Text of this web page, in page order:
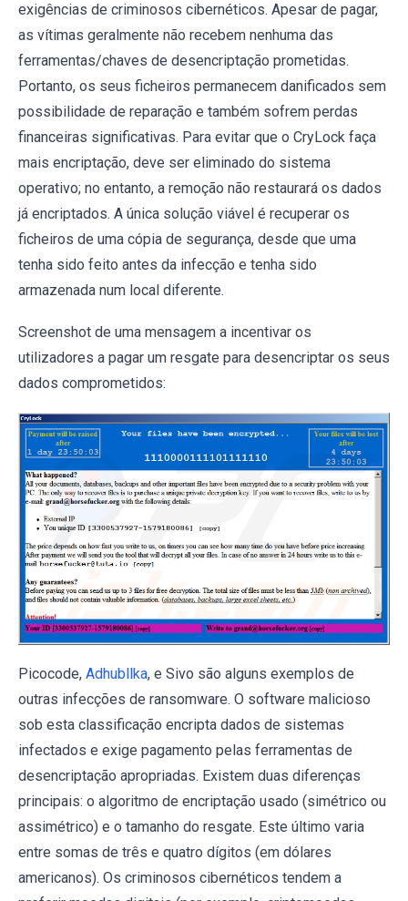
exigências de criminosos cibernéticos. Apesar de pagar,
as vítimas geralmente não recebem nenhuma das
ferramentas/chaves de desencriptação prometidas.
Portanto, os seus ficheiros permanecem danificados sem
possibilidade de reparação e também sofrem perdas
financeiras significativas. Para evitar que o CryLock faça
mais encriptação, deve ser eliminado do sistema
operativo; no entanto, a remoção não restaurará os dados
já encriptados. A única solução viável é recuperar os
ficheiros de uma cópia de segurança, desde que uma
tenha sido feito antes da infecção e tenha sido
armazenada num local diferente.
Screenshot de uma mensagem a incentivar os
utilizadores a pagar um resgate para desencriptar os seus
dados comprometidos:
Picocode, Adhubllka, e Sivo são alguns exemplos de
outras infecções de ransomware. O software malicioso
sob esta classificação encripta dados de sistemas
infectados e exige pagamento pelas ferramentas de
desencriptação apropriadas. Existem duas diferenças
principais: o algoritmo de encriptação usado (simétrico ou
assimétrico) e o tamanho do resgate. Este último varia
entre somas de três e quatro dígitos (em dólares
americanos). Os criminosos cibernéticos tendem a